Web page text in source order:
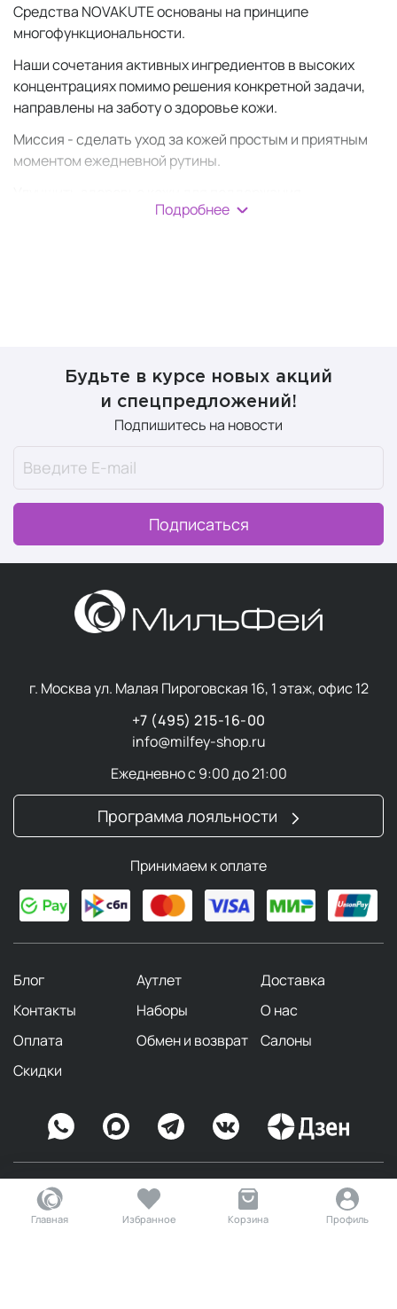
Главная Избранное Корзина Профиль
Средства NOVAKUTE основаны на принципе
многофункциональности.
Наши сочетания активных ингредиентов в высоких
концентрациях помимо решения конкретной задачи,
направлены на заботу о здоровье кожи.
Миссия - сделать уход за кожей простым и приятным
моментом ежедневной рутины.
естественной красоты на протяжении всей жизни.
Подробнее
Будьте в курсе новых акций
и спецпредложений!
Подпишитесь на новости
Подписаться
г. Москва ул. Малая Пироговская 16, 1 этаж, офис 12
+7 (495) 215-16-00
info@milfey-shop.ru
Ежедневно с 9:00 до 21:00
Программа лояльности
Принимаем к оплате
Блог Аутлет
Доставка
Контакты
Наборы
О нас
Оплата
Обмен и возврат
Салоны
Скидки
© 2026 МильФей интернет-магазин
Оферта
Политика конфиденциальности